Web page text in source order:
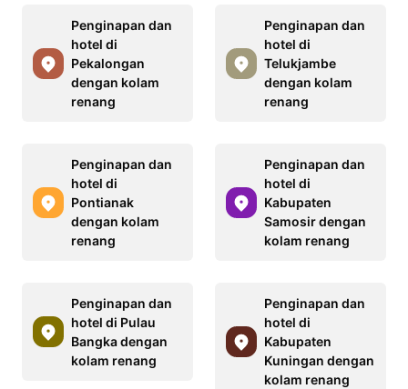
Penginapan dan
hotel di
Pekalongan
dengan kolam
renang
Penginapan dan
hotel di
Telukjambe
dengan kolam
renang
Penginapan dan
hotel di
Pontianak
dengan kolam
renang
Penginapan dan
hotel di
Kabupaten
Samosir dengan
kolam renang
Penginapan dan
hotel di Pulau
Bangka dengan
kolam renang
Penginapan dan
hotel di
Kabupaten
Kuningan dengan
kolam renang